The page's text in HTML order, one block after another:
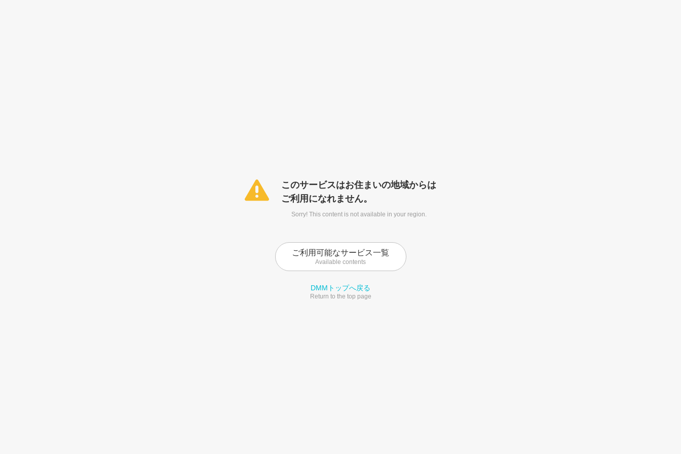
このサービスはお住まいの地域からは
ご利用になれません。
Sorry! This content is not available in your region.
ご利用可能なサービス一覧
Available contents
DMMトップへ戻る
Return to the top page